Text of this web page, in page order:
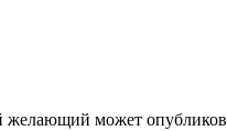
может